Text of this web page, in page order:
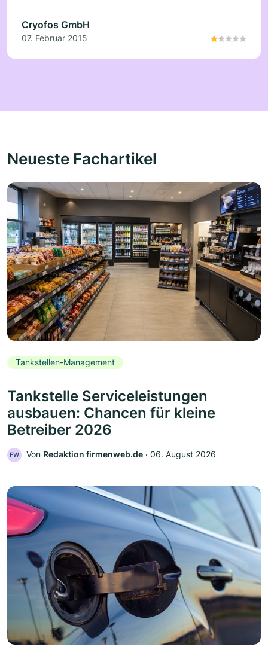
Cryofos GmbH
07. Februar 2015
Neueste Fachartikel
Tankstellen-Management
Tankstelle Serviceleistungen
ausbauen: Chancen für kleine
Betreiber 2026
FW Von Redaktion firmenweb.de ‧ 06. August 2026